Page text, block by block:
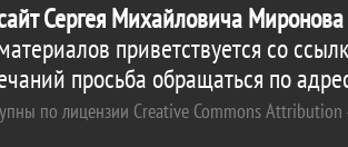
Сергея Михайловича Миронова
приветствуется со
просьба обращаться по
по лицензии Creative Commons